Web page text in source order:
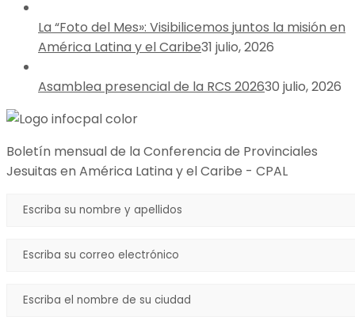
La “Foto del Mes»: Visibilicemos juntos la misión en
América Latina y el Caribe31 julio, 2026
Asamblea presencial de la RCS 202630 julio, 2026
Boletín mensual de la Conferencia de Provinciales
Jesuitas en América Latina y el Caribe - CPAL